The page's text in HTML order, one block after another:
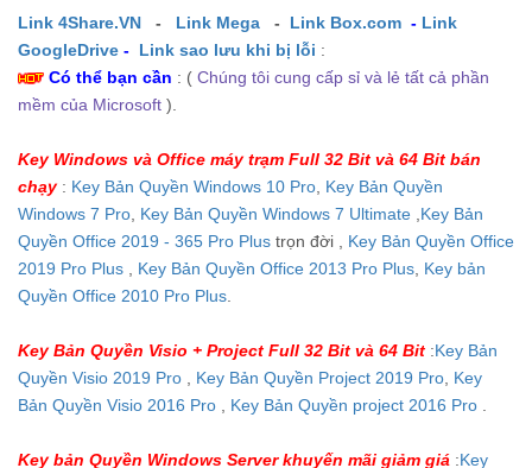
Link 4Share.VN - Link Mega - Link Box.com - Link
GoogleDrive - Link sao lưu khi bị lỗi :
Có thể bạn cần : ( Chúng tôi cung cấp sỉ và lẻ tất cả phần
mềm của Microsoft ).
Key Windows và Office máy trạm Full 32 Bit và 64 Bit bán
chạy: Key Bản Quyền Windows 10 Pro Key Bản Quyền
Windows 7 Pro Key Bản Quyền Windows 7 Ultimate Key Bản
Quyền Office 2019 - 365 Pro Plus trọn đời , Key Bản Quyền Office
2019 Pro Plus
Key Bản Quyền Office 2013 Pro Plus Key bản
Quyền Office 2010 Pro Plus
Key Bản Quyền Visio + Project Full 32 Bit và 64 Bit :Key Bản
Quyền Visio 2019 Pro
Key Bản Quyền Project 2019 Pro Key
Bản Quyền Visio 2016 Pro
Key Bản Quyền project 2016 Pro
Key bản Quyền Windows Server khuyến mãi giảm giá :Key